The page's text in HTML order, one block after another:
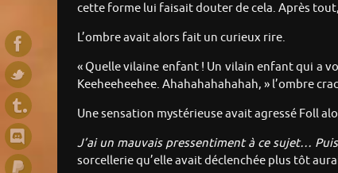
cette forme lui faisait douter de cela. Après
L’ombre avait alors fait un curieux rire.
« Quelle vilaine enfant ! Un vilain enfant qui a
Keeheeheehee. Ahahahahahahah, » l’ombre
Une sensation mystérieuse avait agressé Foll
J’ai un mauvais pressentiment à ce sujet…
sorcellerie qu’elle avait déclenchée plus tôt